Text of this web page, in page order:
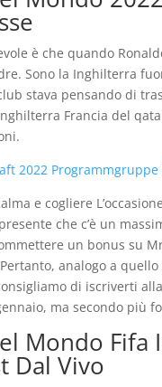
è che quando
Sono la Inghilterra
stava pensando di
Francia del
2022 Programmgruppe
e cogliere
che c’è un
un bonus su
Pertanto, analogo a
di iscriverti
ma secondo più
Mondo Fifa
Dal Vivo